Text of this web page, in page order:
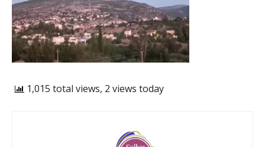
1,015 total views, 2 views today